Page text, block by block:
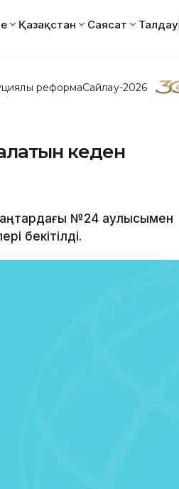
Қазақстан Саясат Талдау
реформаСайлау-2026
кеден
№24 қаулысымен
бекітілді.